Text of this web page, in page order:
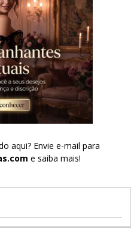
aqui? Envie e-mail para
e saiba mais!